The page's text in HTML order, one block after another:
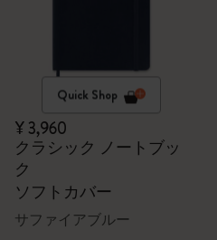
Quick Shop
¥ 3,960
クラシック ノートブッ
ク
ソフトカバー
サファイアブルー